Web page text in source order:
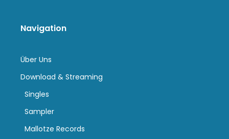
Navigation
Über Uns
Download & Streaming
Singles
Sampler
Mallotze Records